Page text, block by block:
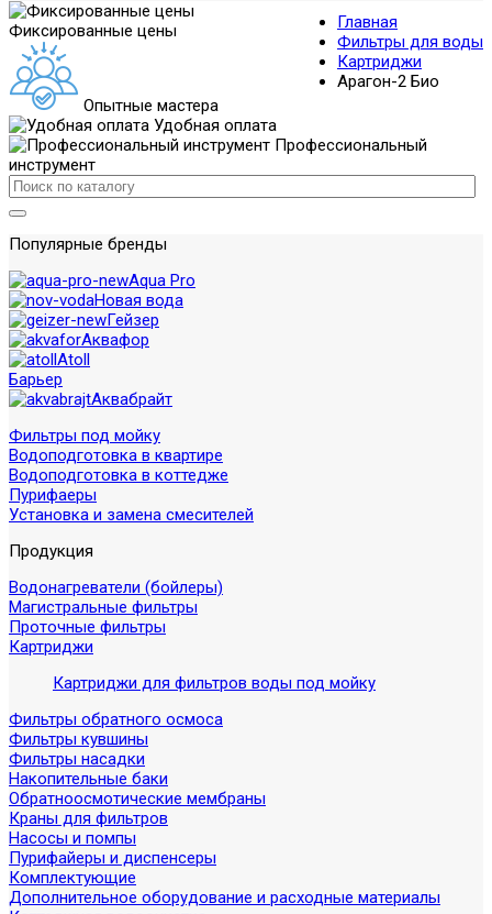
Главная
Фильтры для воды
Картриджи
Арагон-2 Био
Фиксированные цены
Опытные мастера
Удобная оплата
Профессиональный
инструмент
Популярные бренды
Aqua Pro
Новая вода
Гейзер
Аквафор
Atoll
Барьер
Аквабрайт
Фильтры под мойку
Водоподготовка в квартире
Водоподготовка в коттедже
Пурифаеры
Установка и замена смесителей
Продукция
Водонагреватели (бойлеры)
Магистральные фильтры
Проточные фильтры
Картриджи
Картриджи для фильтров воды под мойку
Фильтры обратного осмоса
Фильтры кувшины
Фильтры насадки
Накопительные баки
Обратноосмотические мембраны
Краны для фильтров
Насосы и помпы
Пурифайеры и диспенсеры
Комплектующие
Дополнительное оборудование и расходные материалы